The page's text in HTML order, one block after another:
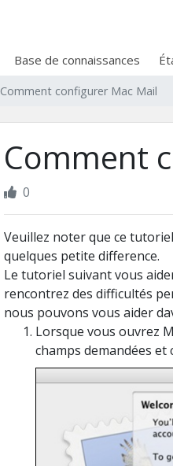
Base de connaissances
Comment configurer Mac Mail
Comment
0
Veuillez noter que ce tutoriel
quelques petite difference.
Le tutoriel suivantvous
rencontrez des difficultés
nous pouvons vous aider
Lorsque vous ouvrez
champs demandées et